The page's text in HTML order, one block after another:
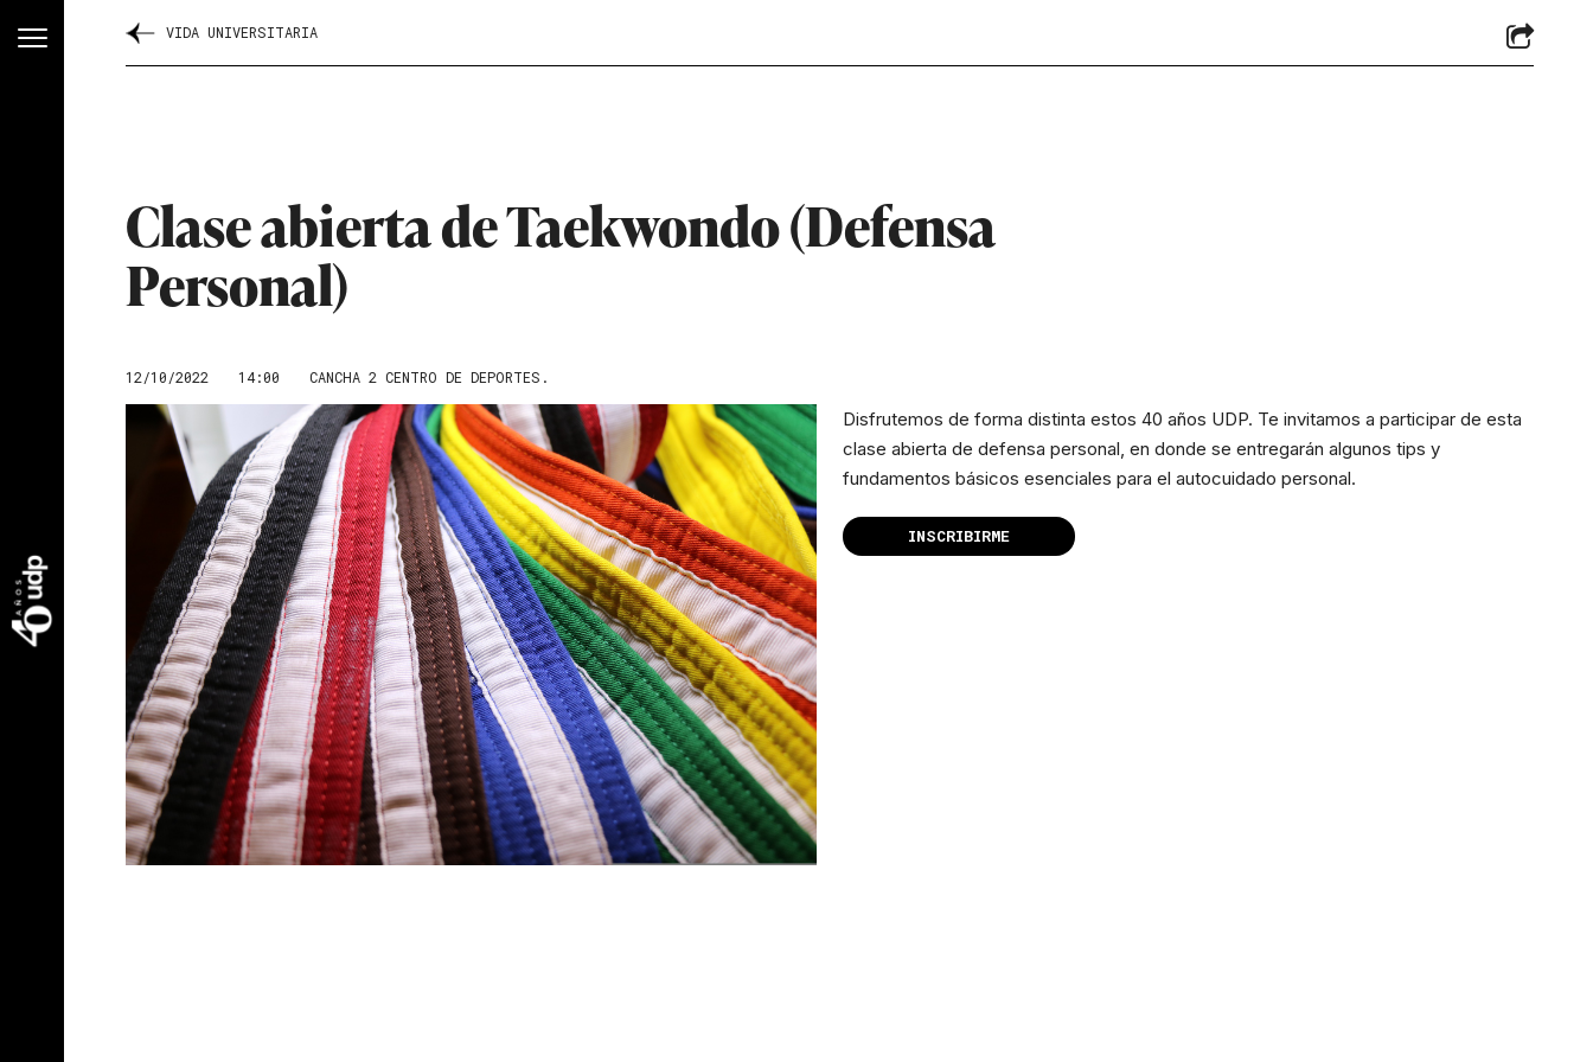
VIDA UNIVERSITARIA
Clase abierta de Taekwondo (Defensa
Personal)
12/10/2022 14:00 CANCHA 2 CENTRO DE DEPORTES.
Disfrutemos de forma distinta estos 40 años UDP. Te invitamos a participar de esta
clase abierta de defensa personal, en donde se entregarán algunos tips y
fundamentos básicos esenciales para el autocuidado personal.
INSCRIBIRME